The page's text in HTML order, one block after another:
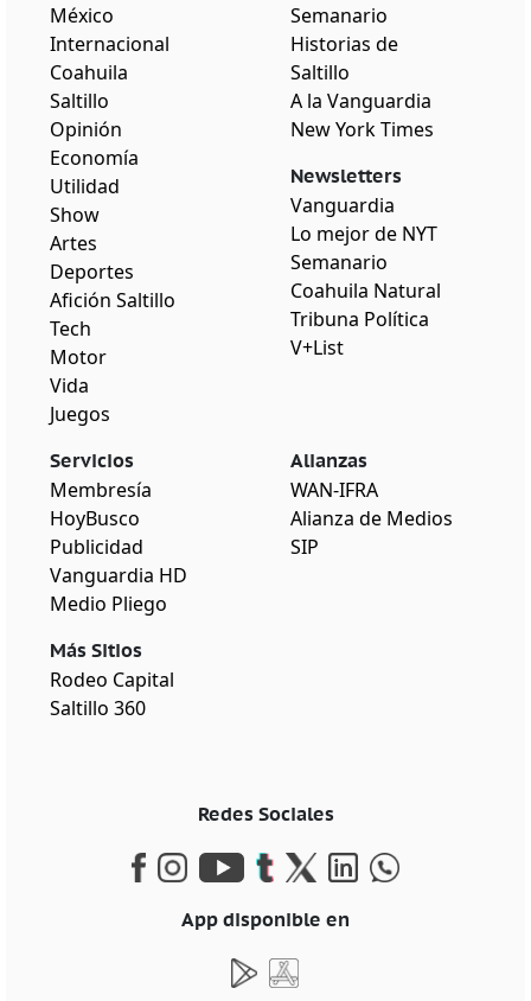
México
Internacional
Coahuila
Saltillo
Opinión
Economía
Utilidad
Show
Artes
Deportes
Afición Saltillo
Tech
Motor
Vida
Juegos
Semanario
Historias de
Saltillo
A la Vanguardia
New York Times
Newsletters
Vanguardia
Lo mejor de NYT
Semanario
Coahuila Natural
Tribuna Política
V+List
Servicios
Membresía
HoyBusco
Publicidad
Vanguardia HD
Medio Pliego
Más Sitios
Rodeo Capital
Saltillo 360
Alianzas
WAN-IFRA
Alianza de Medios
SIP
Redes Sociales
App disponible en